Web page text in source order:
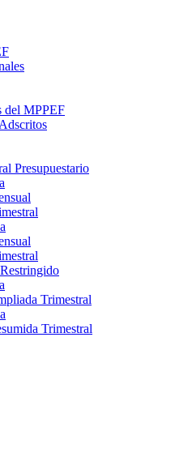
del MPPEF
Presupuestario
Trimestral
Trimestral